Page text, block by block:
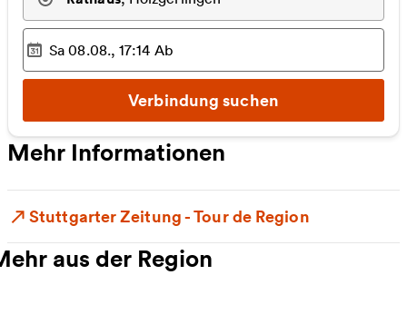
Ausgewählter Zeitpunkt
Sa 08.08., 17:14 Ab
Verbindung suchen
Mehr Informationen
Stuttgarter Zeitung - Tour de Region
aus der Region